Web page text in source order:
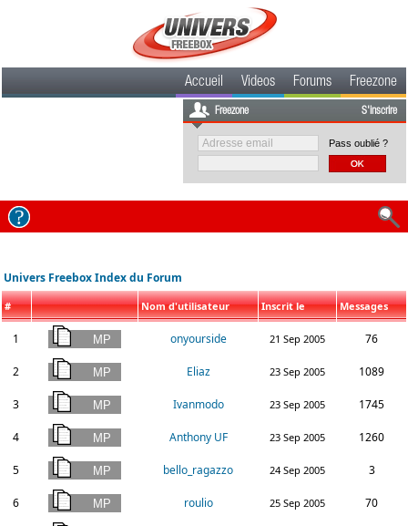
Accueil Videos Forums Freezone
Freezone S'inscrire
Pass oublié ?
Univers Freebox Index du Forum
# Nom d'utilisateur Inscrit le Messages
1 onyourside 21 Sep 2005 76
2 Eliaz 23 Sep 2005 1089
3 Ivanmodo 23 Sep 2005 1745
4 Anthony UF 23 Sep 2005 1260
5 bello_ragazzo 24 Sep 2005 3
6 roulio 25 Sep 2005 70